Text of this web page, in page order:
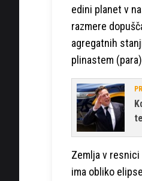
edini planet v
razmere
agregatnih
plinastem
Zemlja v
ima obliko